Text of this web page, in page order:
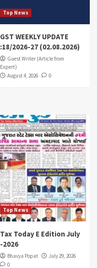
Top News
GST WEEKLY UPDATE
:18/2026-27 (02.08.2026)
Guest Writer (Article from
Expert)
August 4, 2026
0
Top News
Tax Today E Edition July
-2026
Bhavya Popat
July 29, 2026
0